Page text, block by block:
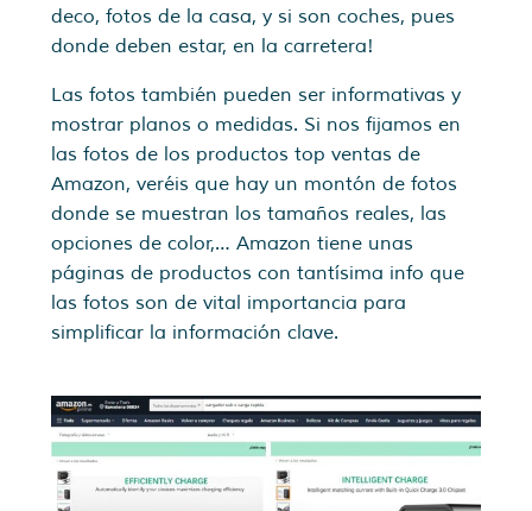
deco, fotos de la casa, y si son coches, pues
donde deben estar, en la carretera!
Las fotos también pueden ser informativas y
mostrar planos o medidas. Si nos fijamos en
las fotos de los productos top ventas de
Amazon, veréis que hay un montón de fotos
donde se muestran los tamaños reales, las
opciones de color,… Amazon tiene unas
páginas de productos con tantísima info que
las fotos son de vital importancia para
simplificar la información clave.